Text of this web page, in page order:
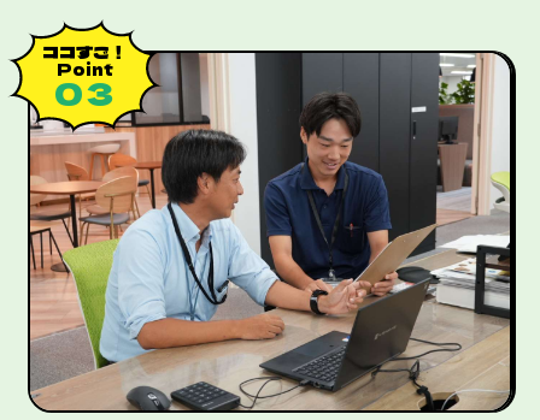
ココすご！
Point
０３